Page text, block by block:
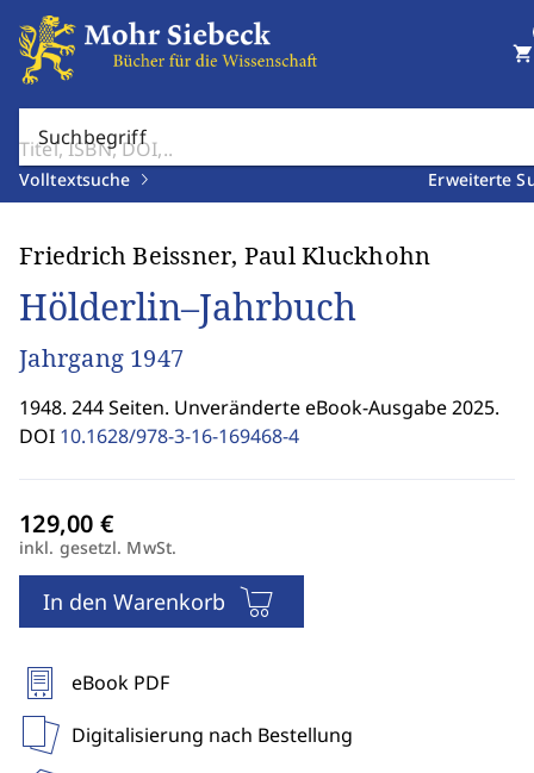
Suchbegriff
Volltextsuche Erweiterte
shopping_cart
Friedrich Beissner, Paul Kluckhohn
Hölderlin–Jahrbuch
Jahrgang 1947
1948. 244 Seiten. Unveränderte eBook-Ausgabe 2025.
DOI 10.1628/978-3-16-169468-4
inkl. gesetzl. MwSt.
In den Warenkorb
eBook PDF
Digitalisierung nach Bestellung